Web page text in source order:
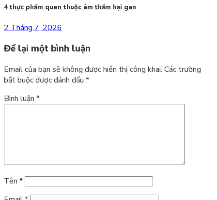
4 thực phẩm quen thuộc âm thầm hại gan
2 Tháng 7, 2026
Để lại một bình luận
Email của bạn sẽ không được hiển thị công khai. Các trường
bắt buộc được đánh dấu *
Bình luận *
Tên *